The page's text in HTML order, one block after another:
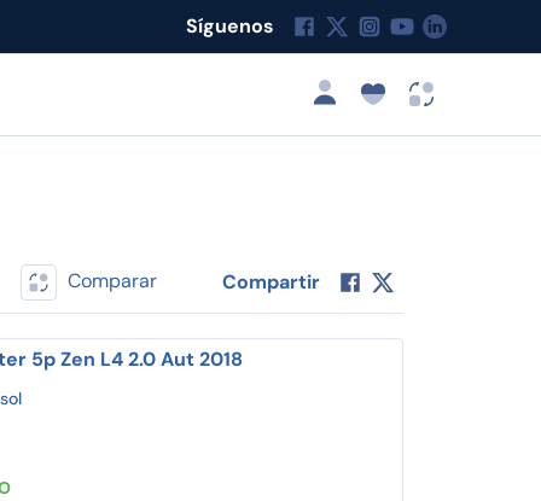
Síguenos
Comparar Compartir
5p Zen L4 2.0 Aut 2018